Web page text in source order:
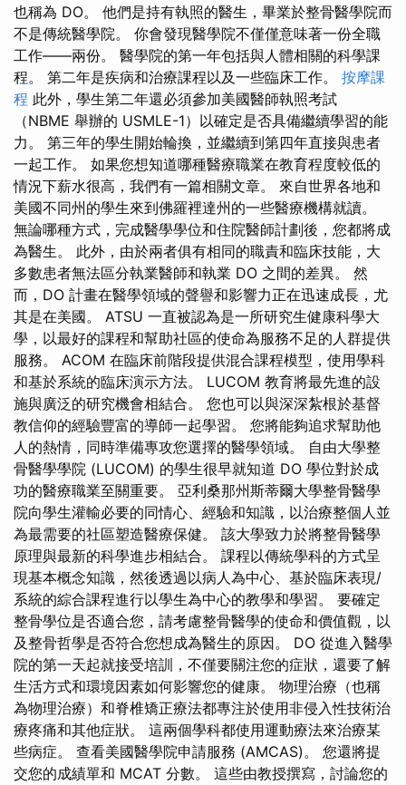
也稱為 DO。 他們是持有執照的醫生，畢業於整骨醫學院而
不是傳統醫學院。 你會發現醫學院不僅僅意味著一份全職
工作——兩份。 醫學院的第一年包括與人體相關的科學課
程。 第二年是疾病和治療課程以及一些臨床工作。 按摩課
程 此外，學生第二年還必須參加美國醫師執照考試
（NBME 舉辦的 USMLE-1）以確定是否具備繼續學習的能
力。 第三年的學生開始輪換，並繼續到第四年直接與患者
一起工作。 如果您想知道哪種醫療職業在教育程度較低的
情況下薪水很高，我們有一篇相關文章。 來自世界各地和
美國不同州的學生來到佛羅裡達州的一些醫療機構就讀。
無論哪種方式，完成醫學學位和住院醫師計劃後，您都將成
為醫生。 此外，由於兩者俱有相同的職責和臨床技能，大
多數患者無法區分執業醫師和執業 DO 之間的差異。 然
而，DO 計畫在醫學領域的聲譽和影響力正在迅速成長，尤
其是在美國。 ATSU 一直被認為是一所研究生健康科學大
學，以最好的課程和幫助社區的使命為服務不足的人群提供
服務。 ACOM 在臨床前階段提供混合課程模型，使用學科
和基於系統的臨床演示方法。 LUCOM 教育將最先進的設
施與廣泛的研究機會相結合。 您也可以與深深紮根於基督
教信仰的經驗豐富的導師一起學習。 您將能夠追求幫助他
人的熱情，同時準備專攻您選擇的醫學領域。 自由大學整
骨醫學學院 (LUCOM) 的學生很早就知道 DO 學位對於成
功的醫療職業至關重要。 亞利桑那州斯蒂爾大學整骨醫學
院向學生灌輸必要的同情心、經驗和知識，以治療整個人並
為最需要的社區塑造醫療保健。 該大學致力於將整骨醫學
原理與最新的科學進步相結合。 課程以傳統學科的方式呈
現基本概念知識，然後透過以病人為中心、基於臨床表現/
系統的綜合課程進行以學生為中心的教學和學習。 要確定
整骨學位是否適合您，請考慮整骨醫學的使命和價值觀，以
及整骨哲學是否符合您想成為醫生的原因。 DO 從進入醫學
院的第一天起就接受培訓，不僅要關注您的症狀，還要了解
生活方式和環境因素如何影響您的健康。 物理治療（也稱
為物理治療）和脊椎矯正療法都專注於使用非侵入性技術治
療疼痛和其他症狀。 這兩個學科都使用運動療法來治療某
些病症。 查看美國醫學院申請服務 (AMCAS)。 您還將提
交您的成績單和 MCAT 分數。 這些由教授撰寫，討論您的